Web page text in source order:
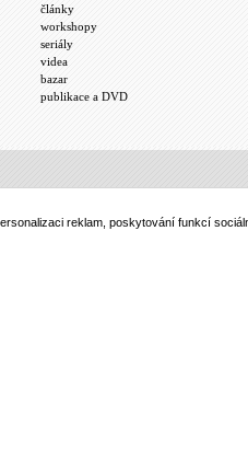
články
workshopy
seriály
videa
bazar
publikace a DVD
reklam, poskytování funkcí